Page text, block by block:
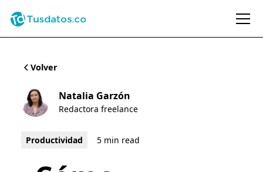
Volver
Natalia Garzón
Redactora freelance
Productividad 5 min read